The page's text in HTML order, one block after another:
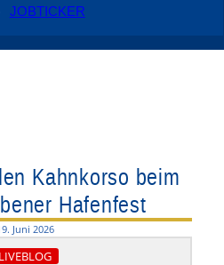
JOBTICKER
Kahnkorso beim
Hafenfest
Juni 2026
LIVEBLOG